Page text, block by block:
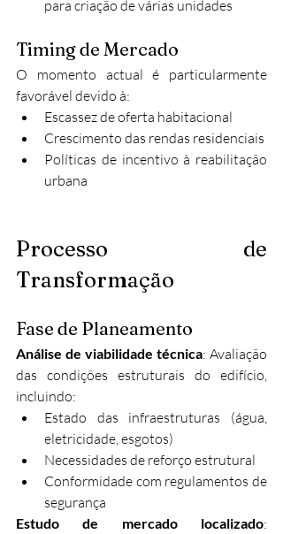
para criação de várias unidades
Timing de Mercado
O momento actual é particularmente
favorável devido à:
Escassez de oferta habitacional
Crescimento das rendas residenciais
Políticas de incentivo à reabilitação
urbana
Processo de
Transformação
Fase de Planeamento
Análise de viabilidade técnica: Avaliação
das condições estruturais do edifício,
incluindo:
Estado das infraestruturas (água,
eletricidade, esgotos)
Necessidades de reforço estrutural
Conformidade com regulamentos de
segurança
Estudo de mercado localizado: